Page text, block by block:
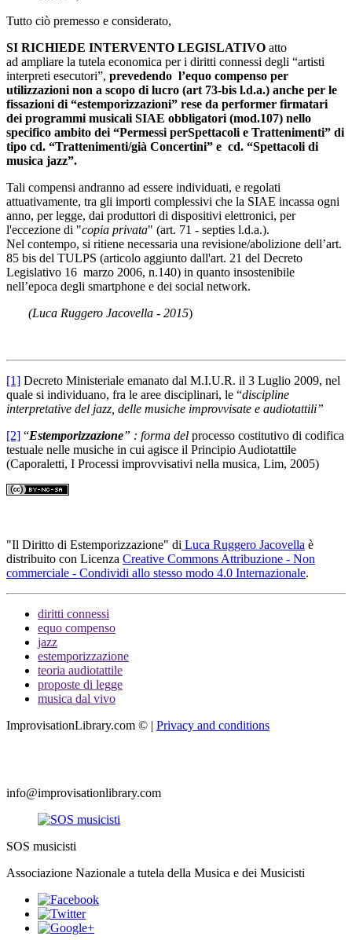
Tutto ciò premesso e considerato,
SI RICHIEDE INTERVENTO LEGISLATIVO atto
ad ampliare la tutela economica per i diritti connessi degli “artisti
interpreti esecutori”, prevedendo l’equo compenso per
utilizzazioni non a scopo di lucro (art 73-bis l.d.a.) anche per le
fissazioni di “estemporizzazioni” rese da performer firmatari
dei programmi musicali SIAE obbligatori (mod.107) nello
specifico ambito dei “Permessi perSpettacoli e Trattenimenti” di
tipo cd. “Trattenimenti/già Concertini” e cd. “Spettacoli di
musica jazz”.
Tali compensi andranno ad essere individuati, e regolati
attuativamente, tra gli importi complessivi che la SIAE incassa ogni
anno, per legge, dai produttori di dispositivi elettronici, per
l'eccezione di "copia privata" (art. 71 - septies l.d.a.).
Nel contempo, si ritiene necessaria una revisione/abolizione dell’art.
85 bis del TULPS (articolo aggiunto dall'art. 21 del Decreto
Legislativo 16 marzo 2006, n.140) in quanto insostenibile
nell’epoca degli smartphone e dei social network.
(Luca Ruggero Jacovella - 2015)
[1] Decreto Ministeriale emanato dal M.I.U.R. il 3 Luglio 2009, nel
quale si individuano, fra le aree disciplinari, le “discipline
interpretative del jazz, delle musiche improvvisate e audiotattili”
[2] “Estemporizzazione” : forma del processo costitutivo di codifica
testuale nelle musiche in cui agisce il Principio Audiotattile
(Caporaletti, I Processi improvvisativi nella musica, Lim, 2005)
"Il Diritto di Estemporizzazione" di Luca Ruggero Jacovella è
distribuito con Licenza Creative Commons Attribuzione - Non
commerciale - Condividi allo stesso modo 4.0 Internazionale.
diritti connessi
equo compenso
jazz
estemporizzazione
teoria audiotattile
proposte di legge
musica dal vivo
ImprovisationLibrary.com © | Privacy and conditions
info@improvisationlibrary.com
SOS musicisti
Associazione Nazionale a tutela della Musica e dei Musicisti